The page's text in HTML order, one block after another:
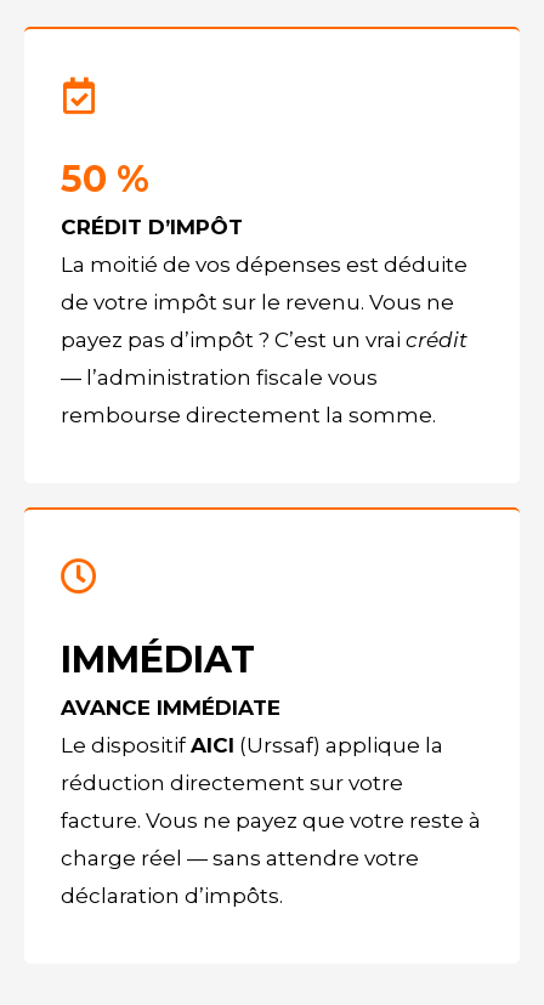
50 %
CRÉDIT D’IMPÔT
La moitié de vos dépenses est déduite
de votre impôt sur le revenu. Vous ne
payez pas d’impôt ? C’est un vrai crédit
— l’administration fiscale vous
rembourse directement la somme.
IMMÉDIAT
AVANCE IMMÉDIATE
Le dispositifAICI (Urssaf) applique la
réduction directement sur votre
facture. Vous ne payez que votre reste à
charge réel — sans attendre votre
déclaration d’impôts.